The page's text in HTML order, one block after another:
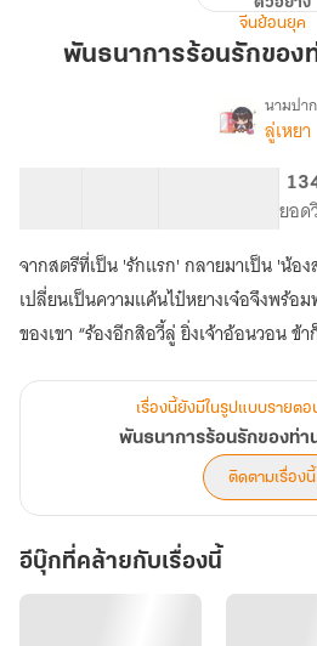
รัก
จีนย้อนยุค
พันธนาการร้อนรักของ
เรื่อง
พันธน
ร้อน
รัก
ของ
ท่าน
แม่ทัพ
ใจร้าย
นามปา
ลู่เหยา
ยอด
จากสตรีที่เป็น 'รักแรก' กลายมาเป็น 'น้อ
เปลี่ยนเป็นความแค้นไป๋หยางเจ๋อจึงพร้อ
ของเขา “ร้องอีกสิอวี้ลู่ ยิ่งเจ้าอ้อนวอน ข้
เรื่องนี้ยังมีในรูปแบบรายตอ
พันธนาการร้อนรักของท่า
ติดตามเรื่องนี้
อีบุ๊กที่คล้ายกับเรื่องนี้